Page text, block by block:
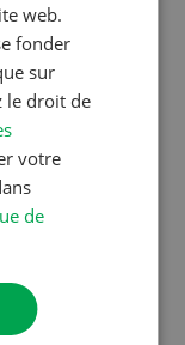
«Que
»
web.
fonder
sur
le droit de
votre
de